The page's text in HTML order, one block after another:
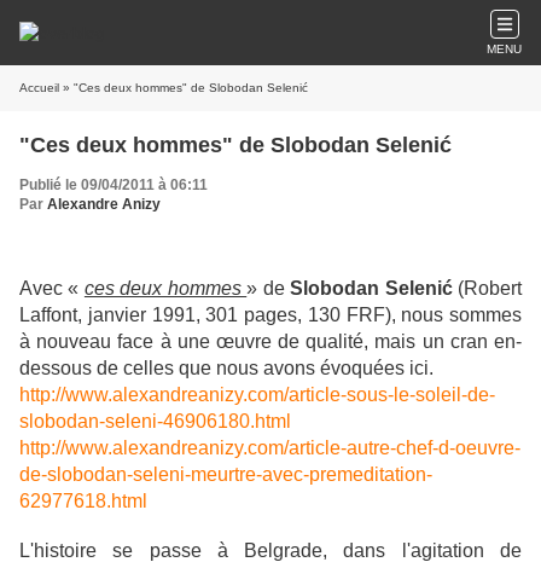
MENU
Accueil » "Ces deux hommes" de Slobodan Selenić
"Ces deux hommes" de Slobodan Selenić
Publié le 09/04/2011 à 06:11
Par Alexandre Anizy
Avec « ces deux hommes» deSlobodan Selenić(Robert
Laffont, janvier 1991, 301 pages, 130 FRF), nous sommes
à nouveau face à une œuvre de qualité, mais un cran en-
dessous de celles que nous avons évoquées ici.
http://www.alexandreanizy.com/article-sous-le-soleil-de-
slobodan-seleni-46906180.html
http://www.alexandreanizy.com/article-autre-chef-d-oeuvre-
de-slobodan-seleni-meurtre-avec-premeditation-
62977618.html
L'histoire se passe à Belgrade, dans l'agitation de